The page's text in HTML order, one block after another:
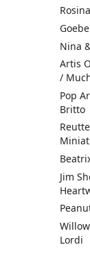
Nina
Artis
/
Pop
Britto
Jim
Lordi